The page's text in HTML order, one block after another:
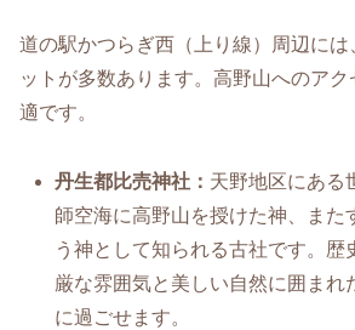
道の駅かつらぎ西（上り線）周辺に
ットが多数あります。高野山へのア
適です。
丹生都比売神社： 天野地区にある
師空海に高野山を授けた神、また
う神として知られる古社です。歴
厳な雰囲気と美しい自然に囲まれ
に過ごせます。